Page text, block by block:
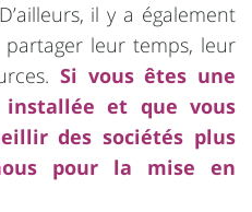
il y a également
leur temps, leur
Si vous êtes une
et que vous
des sociétés plus
pour la mise en